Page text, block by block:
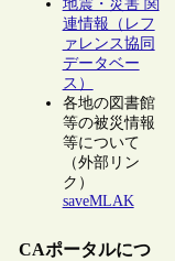
地震・災害 関
連情報（レフ
ァレンス協同
データベー
ス）
各地の図書館
等の被災情報
等について
（外部リン
ク）
saveMLAK
CAポータルにつ